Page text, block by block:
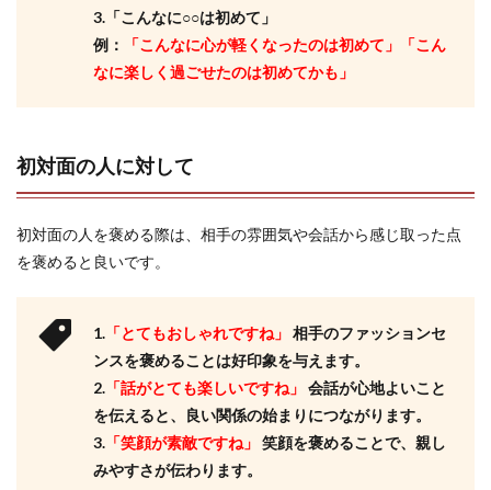
3.「こんなに○○は初めて」
例：
「こんなに心が軽くなったのは初めて」「こん
なに楽しく過ごせたのは初めてかも」
初対面の人に対して
初対面の人を褒める際は、相手の雰囲気や会話から感じ取った点
を褒めると良いです。
1. 「とてもおしゃれですね」 相手のファッションセ
ンスを褒めることは好印象を与えます。
2. 「話がとても楽しいですね」 会話が心地よいこと
を伝えると、良い関係の始まりにつながります。
3. 「笑顔が素敵ですね」 笑顔を褒めることで、親し
みやすさが伝わります。